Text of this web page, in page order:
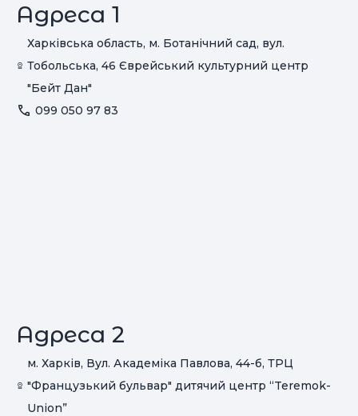
Адреса 1
Харківська область, м. Ботанічний сад, вул.
Тобольська, 46 Єврейський культурний центр
"Бейт Дан"
099 050 97 83
Адреса 2
м. Харків, Вул. Академіка Павлова, 44-б, ТРЦ
"Французький бульвар" дитячий центр “Teremok-
Union”